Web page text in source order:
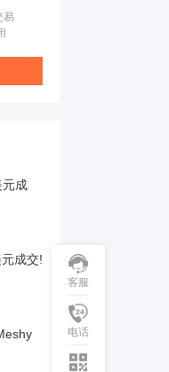
易
成
成交!
客服
电话